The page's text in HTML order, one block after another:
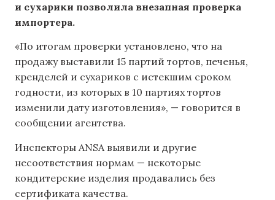
и сухарики позволила внезапная проверка
импортера.
«По итогам проверки установлено, что на
продажу выставили 15 партий тортов, печенья,
кренделей и сухариков с истекшим сроком
годности, из которых в 10 партиях тортов
изменили дату изготовления», — говорится в
сообщении агентства.
Инспекторы ANSA выявили и другие
несоответствия нормам — некоторые
кондитерские изделия продавались без
сертификата качества.